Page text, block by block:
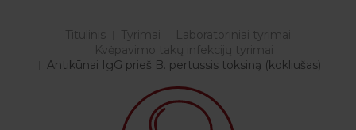
Titulinis Tyrimai
Laboratoriniai tyrimai
Kvėpavimo takų infekcijų tyrimai
Antikūnai IgG prieš B. pertussis toksiną (kokliušas)